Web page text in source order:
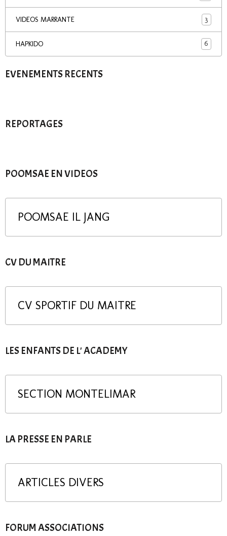
VIDEOS MARRANTE 3
HAPKIDO 6
EVENEMENTS RECENTS
REPORTAGES
POOMSAE EN VIDEOS
POOMSAE IL JANG
CV DU MAITRE
CV SPORTIF DU MAITRE
LES ENFANTS DE L' ACADEMY
SECTION MONTELIMAR
LA PRESSE EN PARLE
ARTICLES DIVERS
FORUM ASSOCIATIONS